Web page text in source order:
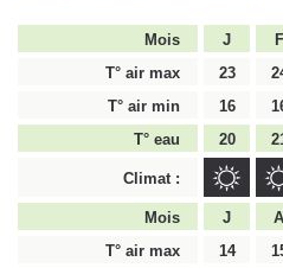
Mois J F
T° air max
23
T° air min
16
T° eau
20
Climat :
Mois J A
T° air max
14